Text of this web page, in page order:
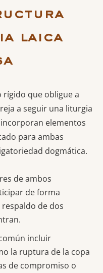
laica
rígido que obligue a
a seguir una liturgia
incorporan elementos
para ambas
dogmática.
de ambos
de forma
de dos
incluir
la ruptura de la copa
de compromiso o